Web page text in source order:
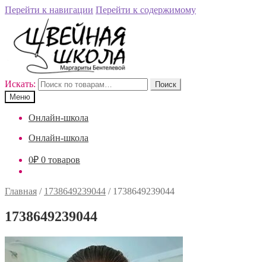
Перейти к навигации Перейти к содержимому
Искать:
Поиск
Меню
Онлайн-школа
Онлайн-школа
0₽ 0 товаров
Главная / 1738649239044 / 1738649239044
1738649239044